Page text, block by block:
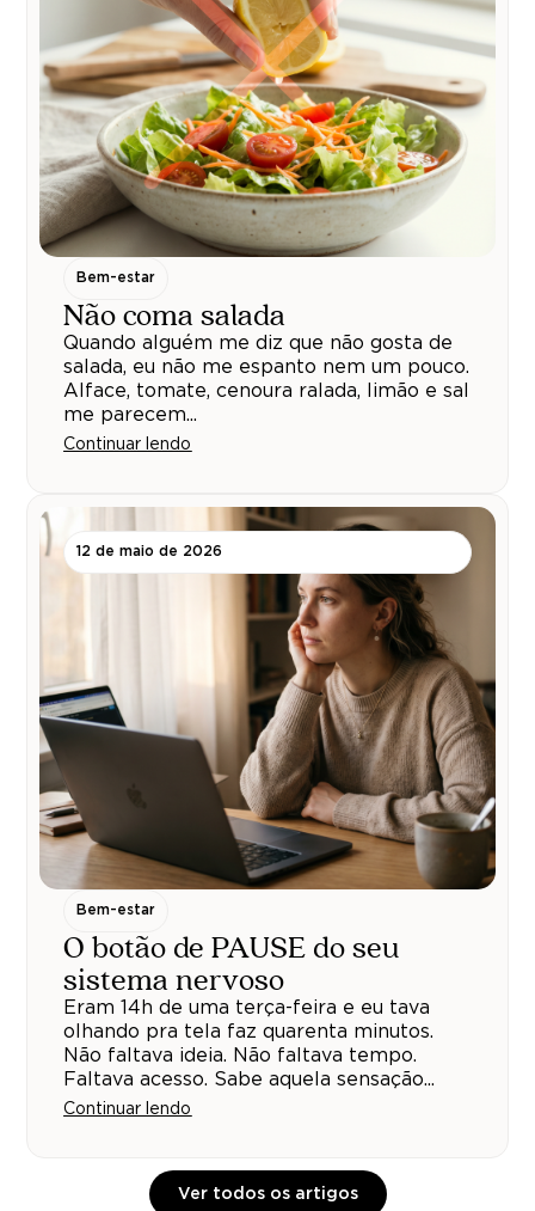
Bem-estar
Não coma salada
Quando alguém me diz que não gosta de
salada, eu não me espanto nem um pouco.
Alface, tomate, cenoura ralada, limão e sal
me parecem...
Continuar lendo
12 de maio de 2026
Bem-estar
O botão de PAUSE do seu
sistema nervoso
Eram 14h de uma terça-feira e eu tava
olhando pra tela faz quarenta minutos.
Não faltava ideia. Não faltava tempo.
Faltava acesso. Sabe aquela sensação...
Continuar lendo
Ver todos os artigos